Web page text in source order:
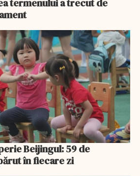
Beijingul: 59 de
în fiecare zi